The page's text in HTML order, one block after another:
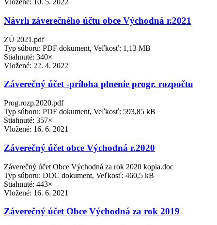
Vložené: 10. 5. 2022
Návrh záverečného účtu obce Východná r.2021
ZÚ 2021.pdf
Typ súboru: PDF dokument, Veľkosť: 1,13 MB
Stiahnuté: 340×
Vložené: 22. 4. 2022
Záverečný účet -príloha plnenie progr. rozpočtu
Prog.rozp.2020.pdf
Typ súboru: PDF dokument, Veľkosť: 593,85 kB
Stiahnuté: 357×
Vložené: 16. 6. 2021
Záverečný účet obce Východná r.2020
Záverečný účet Obce Východná za rok 2020 kopia.doc
Typ súboru: DOC dokument, Veľkosť: 460,5 kB
Stiahnuté: 443×
Vložené: 16. 6. 2021
Záverečný účet Obce Východná za rok 2019